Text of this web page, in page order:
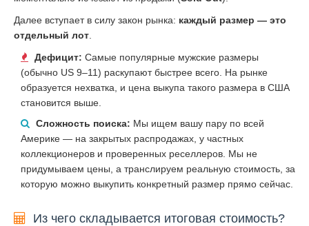
Далее вступает в силу закон рынка: каждый размер — это
отдельный лот
Дефицит: Самые популярные мужские размеры
(обычно US 9–11) раскупают быстрее всего. На рынке
образуется нехватка, и цена выкупа такого размера в США
становится выше.
Сложность поиска: Мы ищем вашу пару по всей
Америке — на закрытых распродажах, у частных
коллекционеров и проверенных реселлеров. Мы не
придумываем цены, а транслируем реальную стоимость, за
которую можно выкупить конкретный размер прямо сейчас.
Из чего складывается итоговая стоимость?